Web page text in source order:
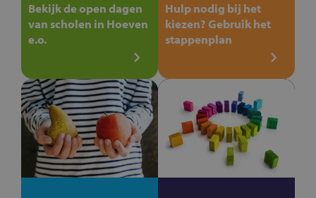
Bekijk de open dagen
van scholen in Hoeven
e.o.
Hulp nodig bij het
kiezen? Gebruik het
stappenplan